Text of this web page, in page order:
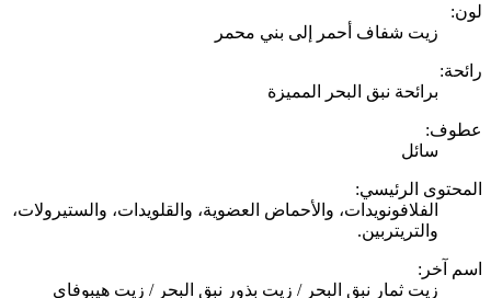
لون:
زيت شفاف أحمر إلى بني محمر
رائحة:
برائحة نبق البحر المميزة
عطوف:
سائل
المحتوى الرئيسي:
الفلافونويدات، والأحماض العضوية، والقلويدات، والستيرولات،
والتريتربين.
اسم آخر:
زيت ثمار نبق البحر / زيت بذور نبق البحر / زيت هيبوفاي